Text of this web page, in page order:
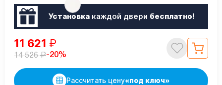
Установкакаждой двери бесплатно!
11 621 ₽
14 526₽-20%
Рассчитать цену«под ключ»